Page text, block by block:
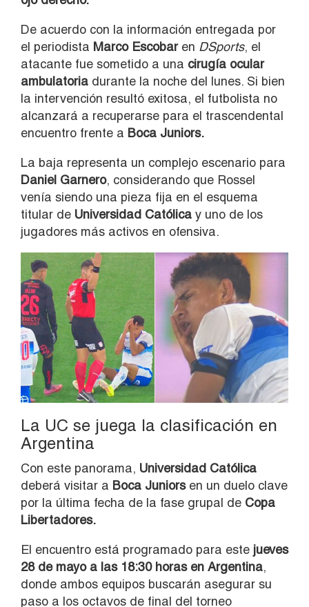
De acuerdo con la información entregada por
el periodista Marco Escobaren DSports, el
atacante fue sometido a una cirugía ocular
ambulatoria durante la noche del lunes. Si bien
la intervención resultó exitosa, el futbolista no
alcanzará a recuperarse para el trascendental
encuentro frente a Boca Juniors.
La baja representa un complejo escenario para
Daniel Garnero, considerando que Rossel
venía siendo una pieza fija en el esquema
titular de Universidad Católica y uno de los
jugadores más activos en ofensiva.
La UC se juega la clasificación en
Argentina
Con este panorama, Universidad Católica
deberá visitar a Boca Juniorsen un duelo clave
por la última fecha de la fase grupal de Copa
Libertadores.
El encuentro está programado para este jueves
28 de mayo a las 18:30 horas en Argentina,
donde ambos equipos buscarán asegurar su
paso a los octavos de final del torneo